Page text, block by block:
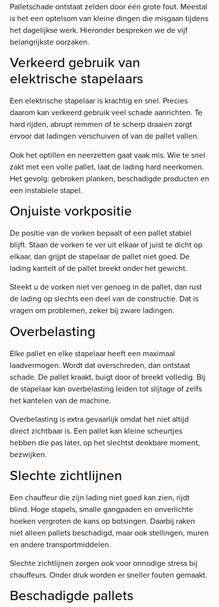
Palletschade ontstaat zelden door één grote fout. Meestal
is het een optelsom van kleine dingen die misgaan tijdens
het dagelijkse werk. Hieronder bespreken we de vijf
belangrijkste oorzaken.
Verkeerd gebruik van
elektrische stapelaars
Een elektrische stapelaar is krachtig en snel. Precies
daarom kan verkeerd gebruik veel schade aanrichten. Te
hard rijden, abrupt remmen of te scherp draaien zorgt
ervoor dat ladingen verschuiven of van de pallet vallen.
Ook het optillen en neerzetten gaat vaak mis. Wie te snel
zakt met een volle pallet, laat de lading hard neerkomen.
Het gevolg: gebroken planken, beschadigde producten en
een instabiele stapel.
Onjuiste vorkpositie
De positie van de vorken bepaalt of een pallet stabiel
blijft. Staan de vorken te ver uit elkaar of juist te dicht op
elkaar, dan grijpt de stapelaar de pallet niet goed. De
lading kantelt of de pallet breekt onder het gewicht.
Steekt u de vorken niet ver genoeg in de pallet, dan rust
de lading op slechts een deel van de constructie. Dat is
vragen om problemen, zeker bij zware ladingen.
Overbelasting
Elke pallet en elke stapelaar heeft een maximaal
laadvermogen. Wordt dat overschreden, dan ontstaat
schade. De pallet kraakt, buigt door of breekt volledig. Bij
de stapelaar kan overbelasting leiden tot slijtage of zelfs
het kantelen van de machine.
Overbelasting is extra gevaarlijk omdat het niet altijd
direct zichtbaar is. Een pallet kan kleine scheurtjes
hebben die pas later, op het slechtst denkbare moment,
bezwijken.
Slechte zichtlijnen
Een chauffeur die zijn lading niet goed kan zien, rijdt
blind. Hoge stapels, smalle gangpaden en onverlichte
hoeken vergroten de kans op botsingen. Daarbij raken
niet alleen pallets beschadigd, maar ook stellingen, muren
en andere transportmiddelen.
Slechte zichtlijnen zorgen ook voor onnodige stress bij
chauffeurs. Onder druk worden er sneller fouten gemaakt.
Beschadigde pallets